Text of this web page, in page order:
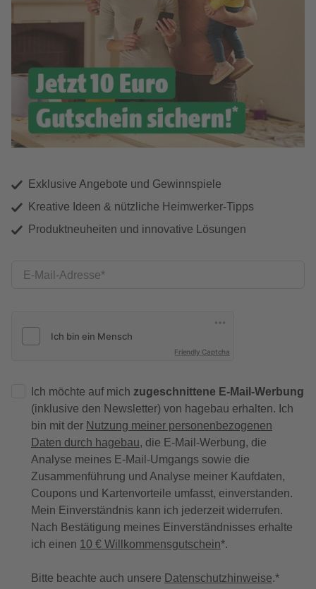
Exklusive Angebote und Gewinnspiele
Kreative Ideen & nützliche Heimwerker-Tipps
Produktneuheiten und innovative Lösungen
E-Mail-Adresse
Friendly Captcha
Ich möchte auf mich zugeschnittene E-Mail-Werbung
(inklusive den Newsletter) von hagebau erhalten. Ich
bin mit der Nutzung meiner personenbezogenen
Daten durch hagebau, die E-Mail-Werbung, die
Analyse meines E-Mail-Umgangs sowie die
Zusammenführung und Analyse meiner Kaufdaten,
Coupons und Kartenvorteile umfasst, einverstanden.
Mein Einverständnis kann ich jederzeit widerrufen.
Nach Bestätigung meines Einverständnisses erhalte
ich einen 10 € Willkommensgutschein*.
Bitte beachte auch unsere Datenschutzhinweise.